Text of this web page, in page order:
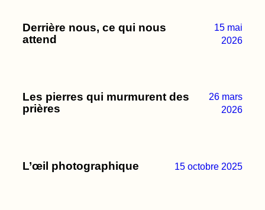
Derrière nous, ce qui nous
attend
15 mai
2026
Les pierres qui murmurent des
prières
26 mars
2026
L’œil photographique 15 octobre 2025